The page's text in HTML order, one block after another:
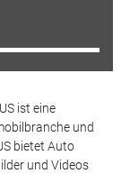
ist eine
und
bietet Auto
und Videos